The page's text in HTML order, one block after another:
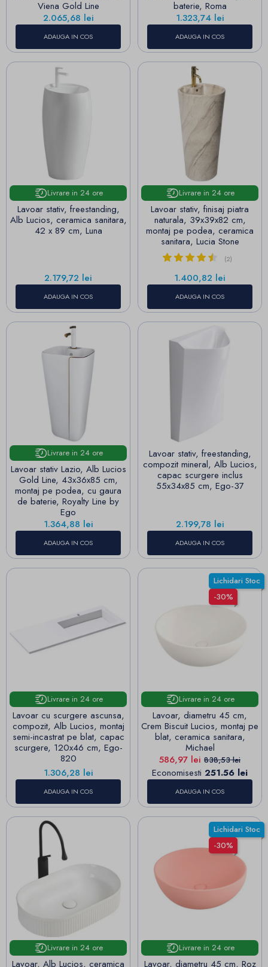
Viena Gold Line
Pret
2.065,68 lei
ADAUGA IN COS
baterie, Roma
Pret
1.323,74 lei
ADAUGA IN COS
Livrare in 24 ore
Lavoar stativ, freestanding,
Alb Lucios, ceramica sanitara,
42 x 89 cm, Luna
Pret
2.179,72 lei
ADAUGA IN COS
Livrare in 24 ore
Lavoar stativ, finisaj piatra
naturala, 39x39x82 cm,
montaj pe podea, ceramica
sanitara, Lucia Stone
(2)
Pret
1.400,82 lei
ADAUGA IN COS
Livrare in 24 ore
Lavoar stativ Lazio, Alb Lucios
Gold Line, 43x36x85 cm,
montaj pe podea, cu gaura
de baterie, Royalty Line by
Ego
Pret
1.364,88 lei
ADAUGA IN COS
Lavoar stativ, freestanding,
compozit mineral, Alb Lucios,
capac scurgere inclus
55x34x85 cm, Ego-37
Pret
2.199,78 lei
ADAUGA IN COS
Livrare in 24 ore
Lavoar cu scurgere ascunsa,
compozit, Alb Lucios, montaj
semi-incastrat pe blat, capac
scurgere, 120x46 cm, Ego-
820
Pret
1.306,28 lei
ADAUGA IN COS
Lichidari Stoc
-30%
Livrare in 24 ore
Lavoar, diametru 45 cm,
Crem Biscuit Lucios, montaj pe
blat, ceramica sanitara,
Michael
Pret
586,97 lei Pret de baza
838,53 lei
Economisesti 251.56 lei
ADAUGA IN COS
Livrare in 24 ore
Lavoar, Alb Lucios, ceramica
Lichidari Stoc
-30%
Livrare in 24 ore
Lavoar, diametru 45 cm, Roz